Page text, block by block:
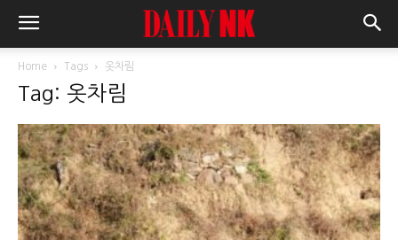
Home Tags 옷차림
Tag: 옷차림